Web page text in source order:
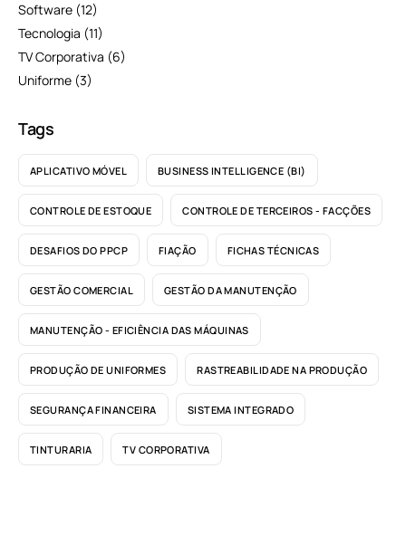
Software (12)
Tecnologia (11)
TV Corporativa (6)
Uniforme (3)
Tags
APLICATIVO MÓVEL BUSINESS INTELLIGENCE (BI)
CONTROLE DE ESTOQUE CONTROLE DE TERCEIROS - FACÇÕES
DESAFIOS DO PPCP FIAÇÃO FICHAS TÉCNICAS
GESTÃO COMERCIAL GESTÃO DA MANUTENÇÃO
MANUTENÇÃO - EFICIÊNCIA DAS MÁQUINAS
PRODUÇÃO DE UNIFORMES RASTREABILIDADE NA PRODUÇÃO
SEGURANÇA FINANCEIRA SISTEMA INTEGRADO
TINTURARIA TV CORPORATIVA